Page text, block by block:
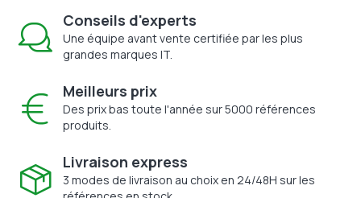
Conseils d'experts
Une équipe avant vente certifiée par les plus
grandes marques IT.
Meilleurs prix
Des prix bas toute l'année sur 5000 références
produits.
Livraison express
3 modes de livraison au choix en 24/48H sur les